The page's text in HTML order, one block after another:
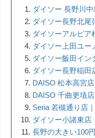
ダイソー 長野川
ダイソー長野北尾
ダイソーアルピア
ダイソー上田ユー
ダイソー飯田イン
ダイソー長野稲田
DAISO 松本高宮
DAISO 千曲更埴
Seria 若槻通り店
ダイソー小諸東店
長野の大きい100